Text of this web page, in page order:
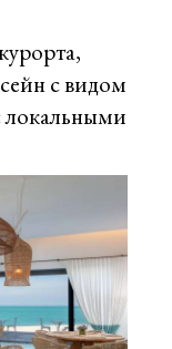
с видом
локальными